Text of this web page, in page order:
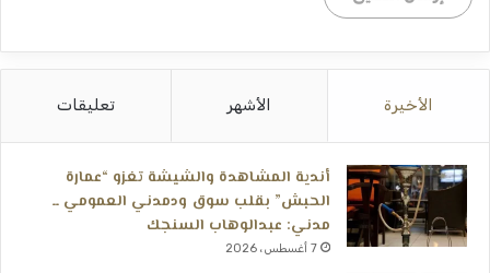
الأخيرة الأشهر تعليقات
أندية المشاهدة والشيشة تغزو “عمارة
الحبش” بقلب سوق ودمدني العمومي ــ
مدني: عبدالوهاب السنجك
7 أغسطس، 2026